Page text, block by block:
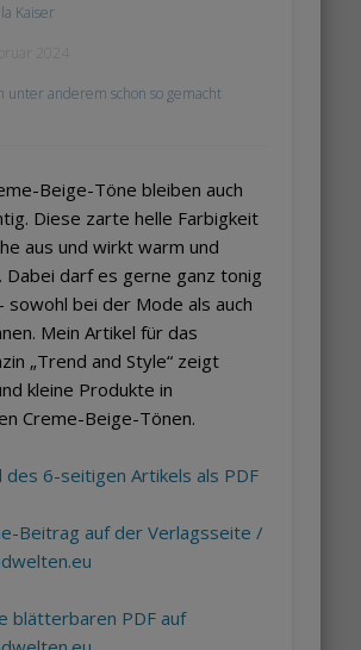
Kaiser
unter anderem schon so gemacht
Beige-Töne bleiben auch
Diese zarte helle Farbigkeit
aus und wirkt warm und
Dabei darf es gerne ganz tonig
sowohl bei der Mode als auch
Mein Artikel für das
„Trend and Style“ zeigt
kleine Produkte in
Creme-Beige-Tönen.
des 6-seitigen Artikels als PDF
Beitrag auf der Verlagsseite /
.eu
blätterbaren PDF auf